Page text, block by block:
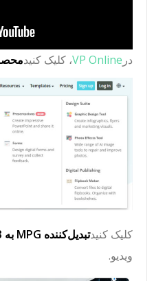
درVP Online، کلیک کنید
کلیک کنیدتبدیل‌کننده MPG به MP3
ویدیو.